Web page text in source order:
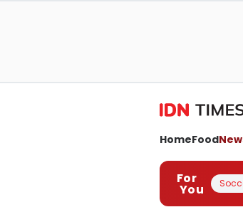
HomeFood
For
You